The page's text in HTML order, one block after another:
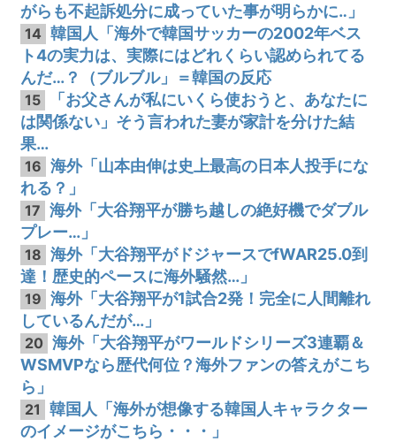
がらも不起訴処分に成っていた事が明らかに‥」
14 韓国人「海外で韓国サッカーの2002年ベス
ト4の実力は、実際にはどれくらい認められてる
んだ…？（ブルブル」＝韓国の反応
15
「お父さんが私にいくら使おうと、あなたに
は関係ない」そう言われた妻が家計を分けた結
果…
16 海外「山本由伸は史上最高の日本人投手にな
れる？」
17 海外「大谷翔平が勝ち越しの絶好機でダブル
プレー…」
18 海外「大谷翔平がドジャースでfWAR25.0到
達！歴史的ペースに海外騒然…」
19 海外「大谷翔平が1試合2発！完全に人間離れ
しているんだが…」
20 海外「大谷翔平がワールドシリーズ3連覇＆
WSMVPなら歴代何位？海外ファンの答えがこち
ら」
21
韓国人「海外が想像する韓国人キャラクター
のイメージがこちら・・・」